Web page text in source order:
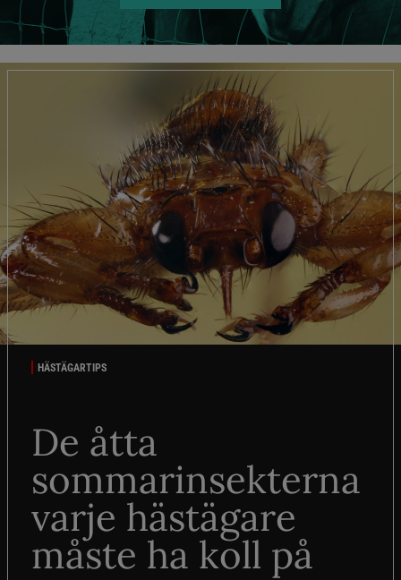
HÄSTÄGARTIPS
De åtta
sommarinsekterna
varje hästägare
måste ha koll på